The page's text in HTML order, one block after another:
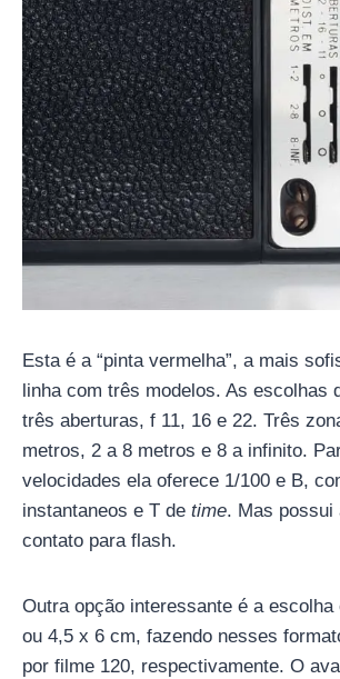
Esta é a “pinta vermelha”, a mais
linha com três modelos. As escolhas
três aberturas, f 11, 16 e 22. Três
metros, 2 a 8 metros e 8 a infinito.
velocidades ela oferece 1/100 e B,
instantaneos e T de time. Mas possui
contato para flash.
Outra opção interessante é a escolha
ou 4,5 x 6 cm, fazendo nesses
por filme 120, respectivamente. O